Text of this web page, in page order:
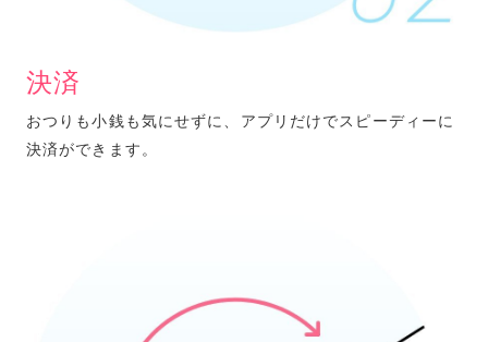
決済
おつりも小銭も気にせずに、アプリだけでスピーディーに
決済ができます。